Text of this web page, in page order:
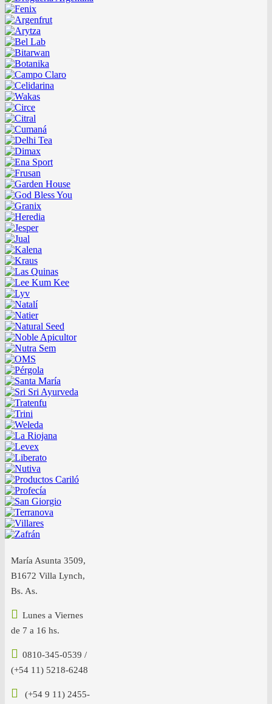
María Asunta 3509,
B1672 Villa Lynch,
Bs. As.
Lunes a Viernes
de 7 a 16 hs.
0810-345-0539 /
(+54 11) 5218-6248
(+54 9 11) 2455-